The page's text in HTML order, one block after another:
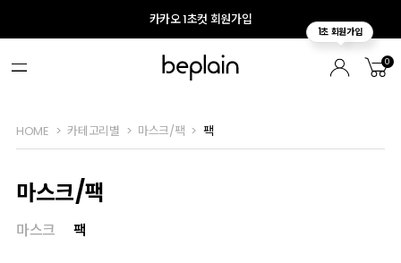
카카오 1초컷 회원가입
0
HOME 카테고리별 마스크/팩 팩
마스크/팩
마스크 팩